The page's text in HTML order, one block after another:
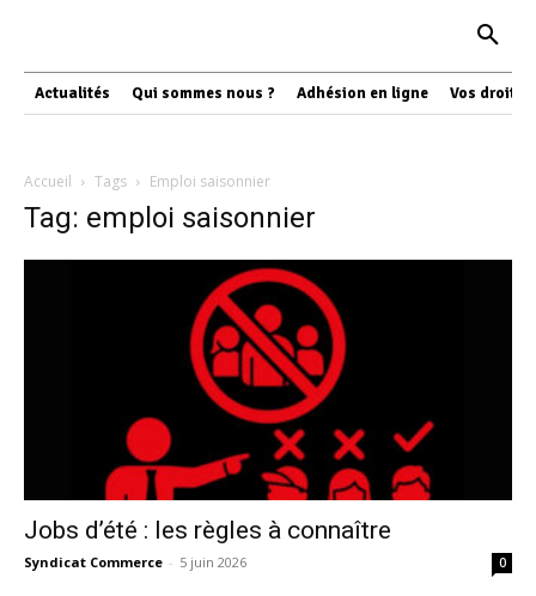
Actualités Qui sommes nous ? Adhésion en ligne Vos droits
Accueil Tags Emploi saisonnier
Tag: emploi saisonnier
Jobs d’été : les règles à connaître
Syndicat Commerce - 5 juin 2026 0